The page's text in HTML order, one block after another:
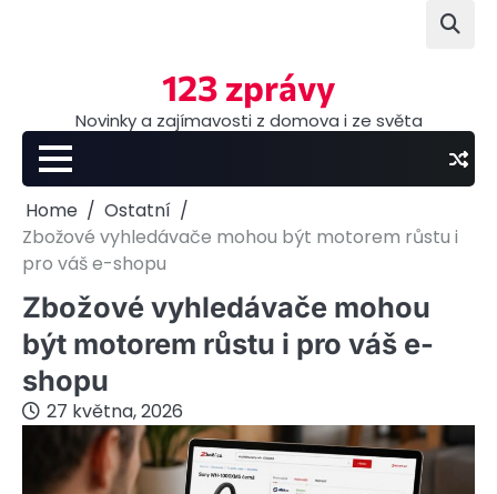
123 zprávy
Novinky a zajímavosti z domova i ze světa
Home
Ostatní
Zbožové vyhledávače mohou být motorem růstu i
pro váš e-shopu
Zbožové vyhledávače mohou
být motorem růstu i pro váš e-
shopu
27 května, 2026